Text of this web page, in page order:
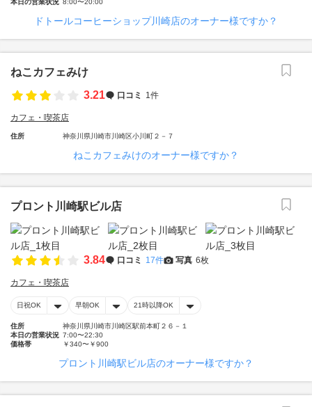
本日の営業状況 8:00〜20:00
ドトールコーヒーショップ川崎店のオーナー様ですか？
ねこカフェみけ
3.21
口コミ 1件
カフェ・喫茶店
住所 神奈川県川崎市川崎区小川町２－７
ねこカフェみけのオーナー様ですか？
プロント川崎駅ビル店
3.84 口コミ 17件 写真 6枚
カフェ・喫茶店
日祝OK 早朝OK 21時以降OK
住所
神奈川県川崎市川崎区駅前本町２６－１
本日の営業状況 7:00〜22:30
価格帯
￥340〜￥900
プロント川崎駅ビル店のオーナー様ですか？